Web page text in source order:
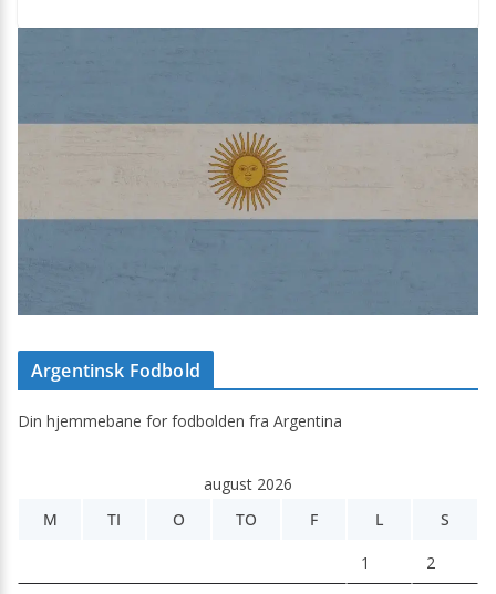
Argentinsk Fodbold
Din hjemmebane for fodbolden fra Argentina
august 2026
M
TI O TO F L S
1 2